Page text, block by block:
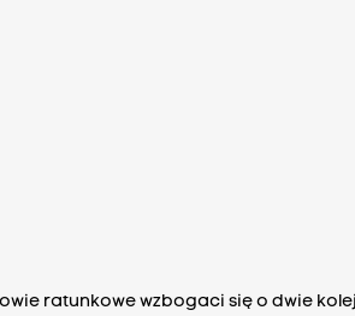
ratunkowe wzbogaci się o dwie